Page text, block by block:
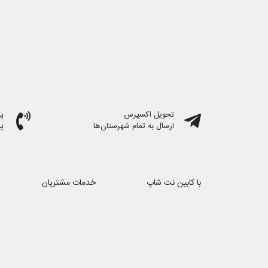
تحویل اکسپرس
ارسال به تمام شهرستان‌ها
با کابین نت شاپ
خدمات مشتریان